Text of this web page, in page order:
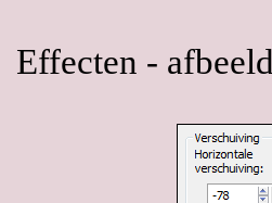
Effecten -